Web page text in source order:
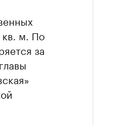
кв. м. По
за